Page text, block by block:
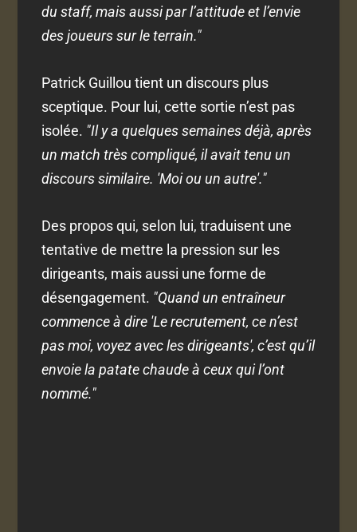
du staff, mais aussi par l’attitude et l’envie
des joueurs sur le terrain."
Patrick Guillou tient un discours plus
sceptique. Pour lui, cette sortie n’est pas
isolée. "Il y a quelques semaines déjà, après
un match très compliqué, il avait tenu un
discours similaire. 'Moi ou un autre'."
Des propos qui, selon lui, traduisent une
tentative de mettre la pression sur les
dirigeants, mais aussi une forme de
désengagement. "Quand un entraîneur
commence à dire 'Le recrutement, ce n’est
pas moi, voyez avec les dirigeants', c’est qu’il
envoie la patate chaude à ceux qui l’ont
nommé."